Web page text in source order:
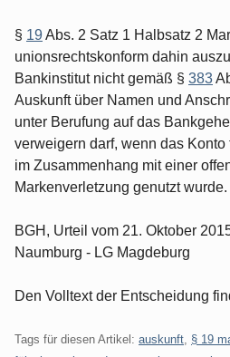
§ 19Abs. 2 Satz 1 Halbsatz 2
unionsrechtskonform dahin
Bankinstitut nicht gemäß § 383
Auskunft über Namen und
unter Berufung auf das
verweigern darf, wenn das
im Zusammenhang mit einer
Markenverletzung genutzt wurde.
BGH, Urteil vom 21. Oktober
Naumburg - LG Magdeburg
Den Volltext der Entscheidung
Tags für diesen Artikel: auskunft § 19